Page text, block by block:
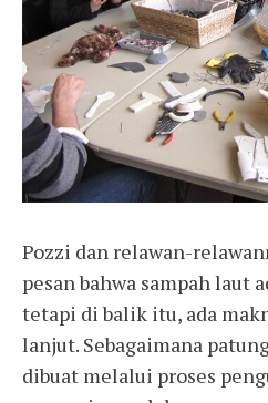
Pozzi dan relawan-
pesan bahwa sampah laut
tetapi di balik itu, ada
lanjut. Sebagaimana
dibuat melalui proses